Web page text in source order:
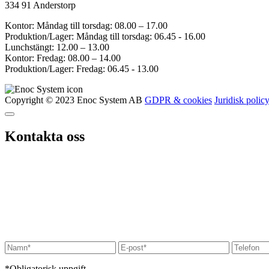
334 91 Anderstorp
Kontor: Måndag till torsdag: 08.00 – 17.00
Produktion/Lager: Måndag till torsdag: 06.45 - 16.00
Lunchstängt: 12.00 – 13.00
Kontor: Fredag: 08.00 – 14.00
Produktion/Lager: Fredag: 06.45 - 13.00
Copyright © 2023 Enoc System AB GDPR & cookies Juridisk policy
Kontakta oss